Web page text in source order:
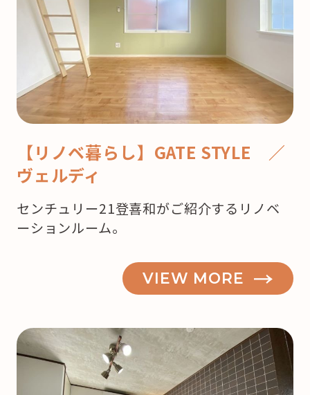
【リノベ暮らし】GATE STYLE ／
ヴェルディ
センチュリー21登喜和がご紹介するリノベ
ーションルーム。
VIEW MORE